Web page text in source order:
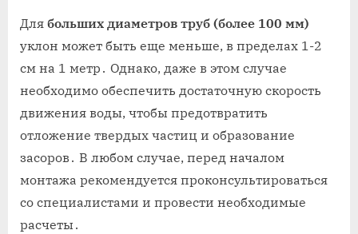
Для больших диаметров труб (более 100 мм)
уклон может быть еще меньше, в пределах 1-2
см на 1 метр․ Однако, даже в этом случае
необходимо обеспечить достаточную скорость
движения воды, чтобы предотвратить
отложение твердых частиц и образование
засоров․ В любом случае, перед началом
монтажа рекомендуется проконсультироваться
со специалистами и провести необходимые
расчеты․